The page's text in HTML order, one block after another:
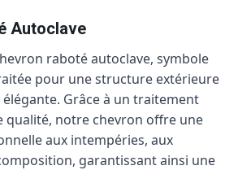
Autoclave
raboté autoclave, symbole
pour une structure extérieure
Grâce à un traitement
qualité, notre chevron offre une
aux intempéries, aux
garantissant ainsi une